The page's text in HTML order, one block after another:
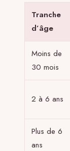
Tranche
d’âge
Moins de
30 mois
2 à 6 ans
Plus de 6
ans